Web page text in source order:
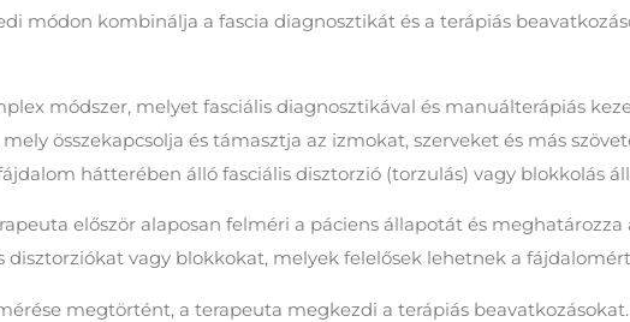
módon kombinálja a fascia diagnosztikát és a terápiás
módszer, melyet fasciális diagnosztikával és manuálterápiás
összekapcsolja és támasztja az izmokat, szerveket és más
hátterében álló fasciális disztorzió (torzulás) vagy blokkolás
először alaposan felméri a páciens állapotát és
disztorziókat vagy blokkokat, melyek felelősek lehetnek a
megtörtént, a terapeuta megkezdi a terápiás